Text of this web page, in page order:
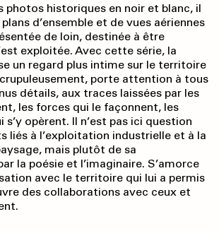
photos historiques en noir et blanc, il
d’ensemble et de vues aériennes
de loin, destinée à être
exploitée. Avec cette série, la
un regard plus intime sur le territoire
porte attention à tous
détails, aux traces laissées par les
les forces qui le façonnent, les
s’y opèrent. Il n’est pas ici question
liés à l’exploitation industrielle et à la
mais plutôt de sa
la poésie et l’imaginaire. S’amorce
avec le territoire qui lui a permis
des collaborations avec ceux et